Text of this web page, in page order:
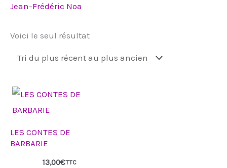
Jean-Frédéric Noa
Voici le seul résultat
LES CONTES DE
BARBARIE
13,00€TTC
Ce
plusieurs